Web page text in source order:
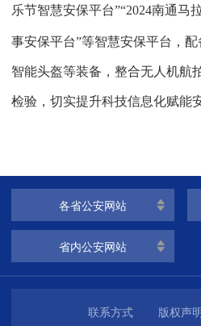
乐节智慧安保平台”“2024南通马
事安保平台”等智慧安保平台，
智能头盔等装备，整合无人机航
检验，切实提升科技信息化赋能
各省公安网站
省内公安网站
联系方式 版权声